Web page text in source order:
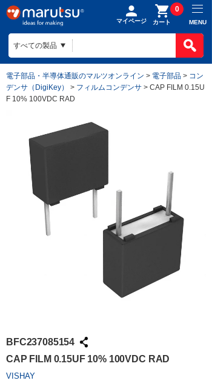
マイページ カート
0
MENU
電子部品・半導体通販のマルツオンライン > 電子部品 > コン
デンサ（DigiKey）
> フィルムコンデンサ > CAP FILM 0.15U
F 10% 100VDC RAD
BFC237085154
CAP FILM 0.15UF 10% 100VDC RAD
VISHAY